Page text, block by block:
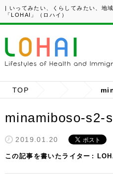
| いってみたい、くらしてみたい、地
「LOHAI」（ロハイ）
TOP
minamiboso-s2-
2019.01.20
この記事を書いたライター